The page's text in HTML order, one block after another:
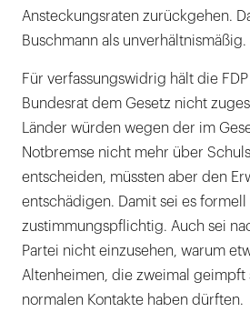
Ansteckungsraten zurückgehen.
Buschmann als unverhältnismäßig.
Für verfassungswidrig hält die
Bundesrat dem Gesetz nicht
Länder würden wegen der im
Notbremse nicht mehr über
entscheiden, müssten aber den
entschädigen. Damit sei es formell
zustimmungspflichtig. Auch sei
Partei nicht einzusehen, warum
Altenheimen, die zweimal geimpft
normalen Kontakte haben dürften.